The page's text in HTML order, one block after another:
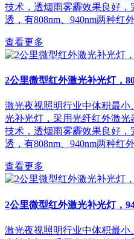
技术，透烟雨雾霾效果良好
透，有808nm、940nm两种红
查看更多
2公里微型红外激光补光灯，
激光夜视照明行业中体积最
光补光灯，采用光纤红外激
技术，透烟雨雾霾效果良好
透，有808nm、940nm两种红
查看更多
2公里微型红外激光补光灯，
激光夜视照明行业中体积最